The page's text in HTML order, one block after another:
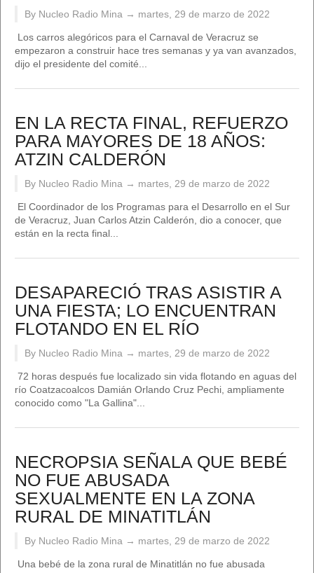
By Nucleo Radio Mina → martes, 29 de marzo de 2022
Los carros alegóricos para el Carnaval de Veracruz se
empezaron a construir hace tres semanas y ya van avanzados,
dijo el presidente del comité...
EN LA RECTA FINAL, REFUERZO
PARA MAYORES DE 18 AÑOS:
ATZIN CALDERÓN
By Nucleo Radio Mina → martes, 29 de marzo de 2022
El Coordinador de los Programas para el Desarrollo en el Sur
de Veracruz, Juan Carlos Atzin Calderón, dio a conocer, que
están en la recta final...
DESAPARECIÓ TRAS ASISTIR A
UNA FIESTA; LO ENCUENTRAN
FLOTANDO EN EL RÍO
By Nucleo Radio Mina → martes, 29 de marzo de 2022
72 horas después fue localizado sin vida flotando en aguas del
río Coatzacoalcos Damián Orlando Cruz Pechi, ampliamente
conocido como "La Gallina"...
NECROPSIA SEÑALA QUE BEBÉ
NO FUE ABUSADA
SEXUALMENTE EN LA ZONA
RURAL DE MINATITLÁN
By Nucleo Radio Mina → martes, 29 de marzo de 2022
Una bebé de la zona rural de Minatitlán no fue abusada